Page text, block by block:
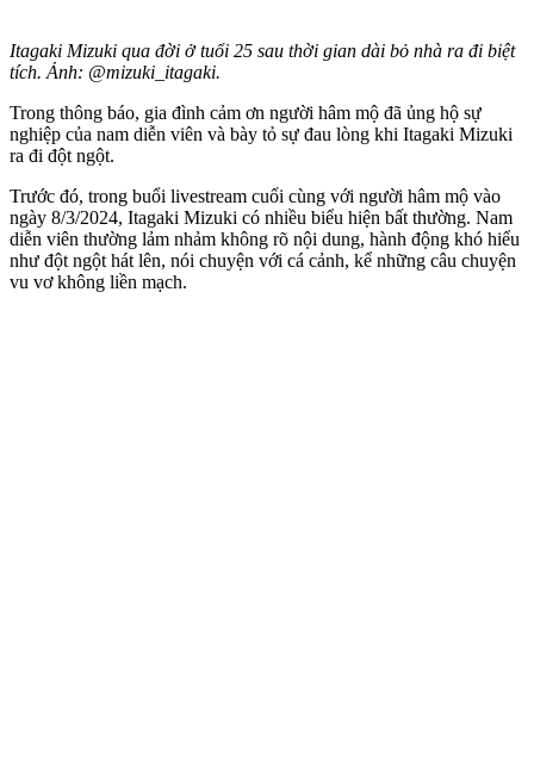
Itagaki Mizuki qua đời ở tuổi 25 sau thời gian dài bỏ nhà ra đi biệt
tích. Ảnh: @mizuki_itagaki.
Trong thông báo, gia đình cảm ơn người hâm mộ đã ủng hộ sự
nghiệp của nam diễn viên và bày tỏ sự đau lòng khi Itagaki Mizuki
ra đi đột ngột.
Trước đó, trong buổi livestream cuối cùng với người hâm mộ vào
ngày 8/3/2024, Itagaki Mizuki có nhiều biểu hiện bất thường. Nam
diễn viên thường lảm nhảm không rõ nội dung, hành động khó hiểu
như đột ngột hát lên, nói chuyện với cá cảnh, kể những câu chuyện
vu vơ không liền mạch.